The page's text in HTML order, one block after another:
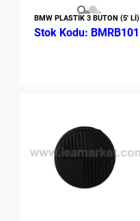
BMW PLASTİK 3 BUTON (5' Lİ)
BMRB101